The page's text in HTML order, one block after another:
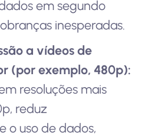
em segundo
inesperadas.
a vídeos de
(por exemplo, 480p):
resoluções mais
reduz
o uso de dados,